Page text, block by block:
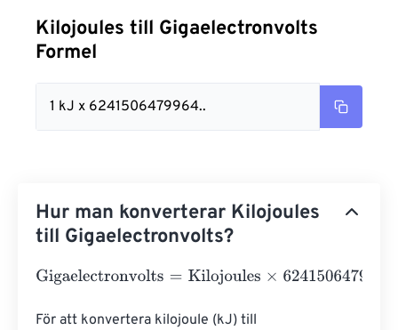
Kilojoules till Gigaelectronvolts
Formel
1 kJ x 6241506479964..
Hur man konverterar Kilojoules
till Gigaelectronvolts?
Gigaelectronvolts=Kilojoules×62415064799641832
För att konvertera kilojoule (kJ) till